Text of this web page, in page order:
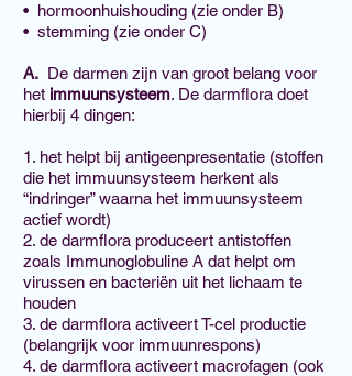
• hormoonhuishouding (zie onder B)
• stemming (zie onder C)
A. De darmen zijn van groot belang voor
het immuunsysteem. De darmflora doet
hierbij 4 dingen:
1. het helpt bij antigeenpresentatie (stoffen
die het immuunsysteem herkent als
“indringer” waarna het immuunsysteem
actief wordt)
2. de darmflora produceert antistoffen
zoals Immunoglobuline A dat helpt om
virussen en bacteriën uit het lichaam te
houden
3. de darmflora activeert T-cel productie
(belangrijk voor immuunrespons)
4. de darmflora activeert macrofagen (ook